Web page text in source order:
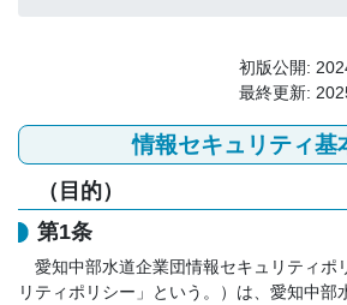
初版公開:
最終更新:
情報セキュリティ基
（目的）
第1条
愛知中部水道企業団情報セキュリティポ
リティポリシー」という。）は、愛知中部